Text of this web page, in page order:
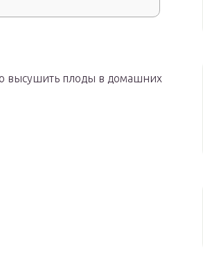
высушить плоды в домашних